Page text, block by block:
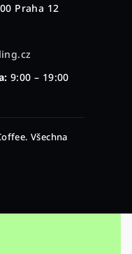
Praha 12
9:00 – 19:00
Všechna